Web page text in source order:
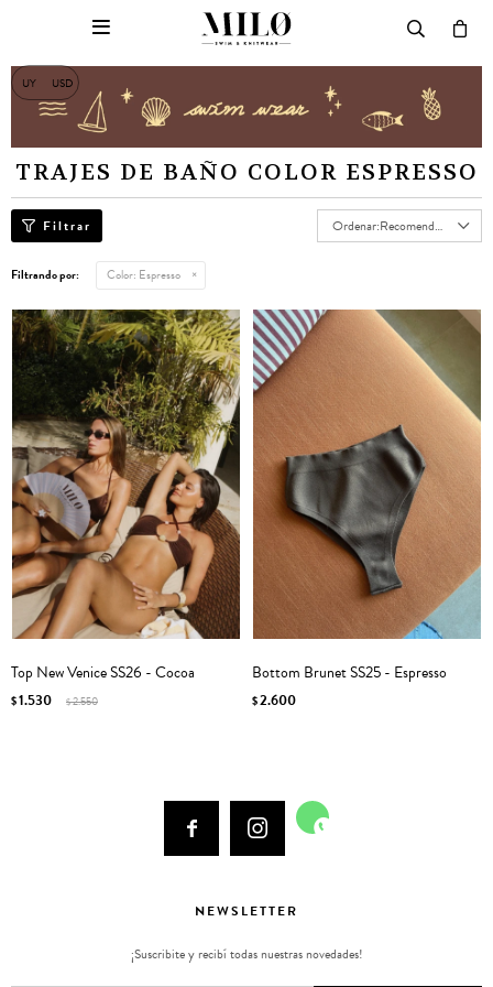
UY USD

TRAJES DE BAÑO COLOR ESPRESSO
Recomendados
Filtrando por: Color: Espresso
Top New Venice SS26 - Cocoa
$1.530 $2.550
Bottom Brunet SS25 - Espresso
$2.600
  
NEWSLETTER
¡Suscribite y recibí todas nuestras novedades!